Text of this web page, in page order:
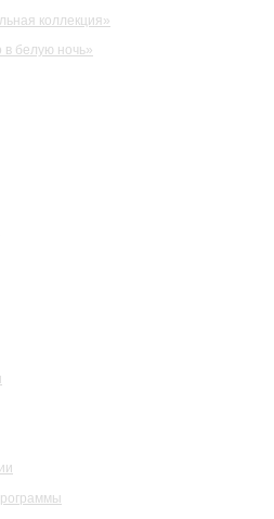
коллекция»
в белую ночь»